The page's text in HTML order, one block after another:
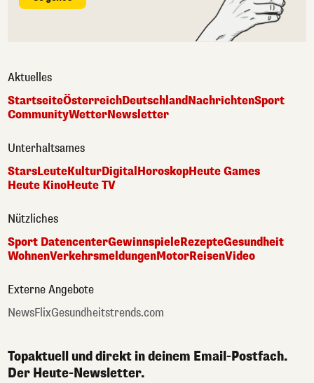
Aktuelles
StartseiteÖsterreichDeutschlandNachrichtenSport
CommunityWetterNewsletter
Unterhaltsames
StarsLeuteKulturDigital HoroskopHeute Games
Heute KinoHeute TV
Nützliches
Sport DatencenterGewinnspieleRezepteGesundheit
WohnenVerkehrsmeldungenMotorReisenVideo
Externe Angebote
NewsFlixGesundheitstrends.com
Topaktuell und direkt in deinem Email-Postfach.
Der Heute-Newsletter.